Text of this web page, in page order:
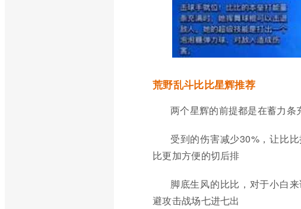
荒野乱斗比比星辉推荐
两个星辉的前提都是在蓄力
受到的伤害减少30%，让比
比更加方便的切后排
脚底生风的比比，对于小白
避攻击战场七进七出